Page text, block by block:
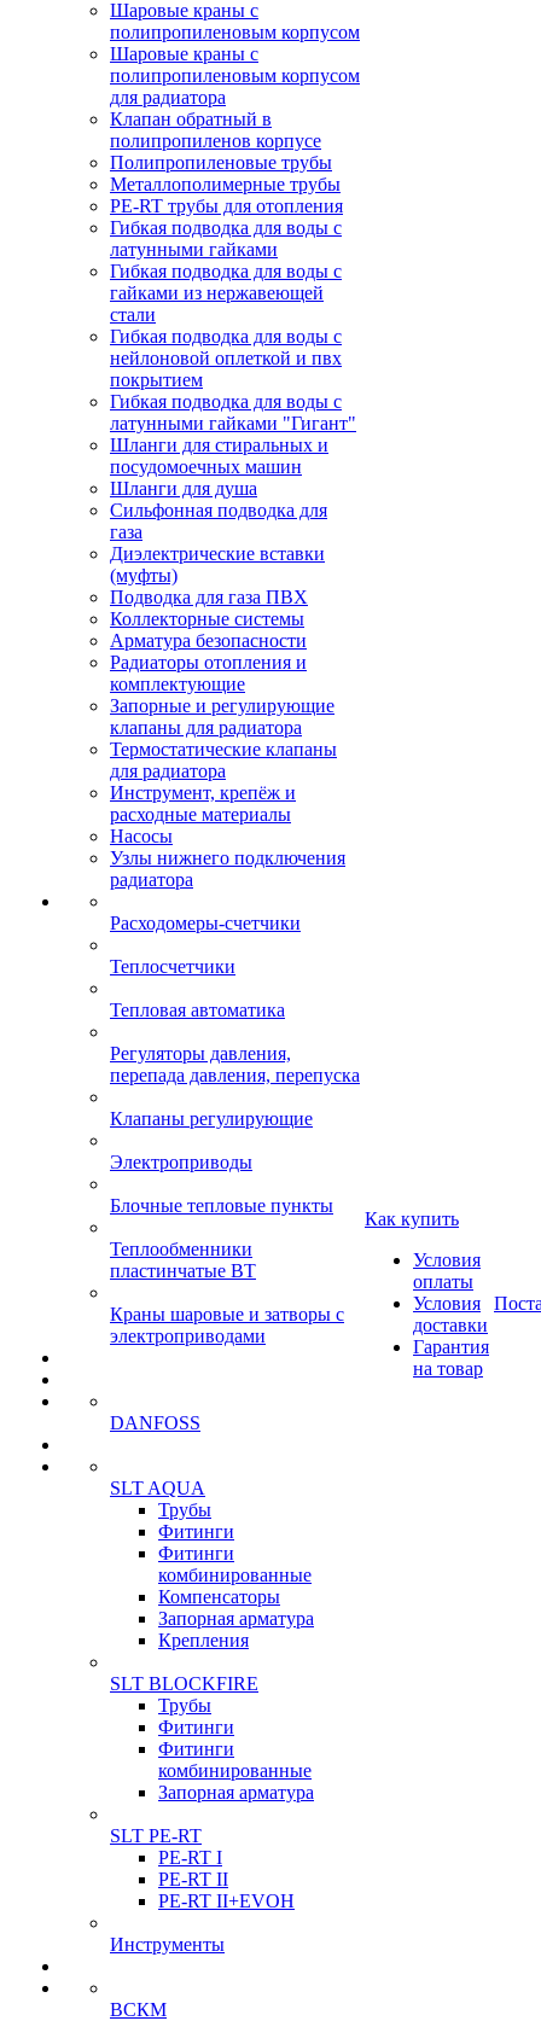
Шаровые краны с
полипропиленовым корпусом
Шаровые краны с
полипропиленовым корпусом
для радиатора
Клапан обратный в
полипропиленов корпусе
Полипропиленовые трубы
Металлополимерные трубы
PE-RT трубы для отопления
Гибкая подводка для воды с
латунными гайками
Гибкая подводка для воды с
гайками из нержавеющей
стали
Гибкая подводка для воды с
нейлоновой оплеткой и пвх
покрытием
Гибкая подводка для воды с
латунными гайками "Гигант"
Шланги для стиральных и
посудомоечных машин
Шланги для душа
Сильфонная подводка для
газа
Диэлектрические вставки
(муфты)
Подводка для газа ПВХ
Коллекторные системы
Арматура безопасности
Радиаторы отопления и
комплектующие
Запорные и регулирующие
клапаны для радиатора
Термостатические клапаны
для радиатора
Инструмент, крепёж и
расходные материалы
Насосы
Узлы нижнего подключения
радиатора
Расходомеры-счетчики
Теплосчетчики
Тепловая автоматика
Регуляторы давления,
перепада давления, перепуска
Клапаны регулирующие
Электроприводы
Блочные тепловые пункты
Теплообменники
пластинчатые ВТ
Краны шаровые и затворы с
электроприводами
DANFOSS
SLT AQUA
Трубы
Фитинги
Фитинги
комбинированные
Компенсаторы
Запорная арматура
Крепления
SLT BLOCKFIRE
Трубы
Фитинги
Фитинги
комбинированные
Запорная арматура
SLT PE-RT
PE-RT I
PE-RT II
PE-RT II+EVOH
Инструменты
ВСКМ
Как купить
Условия
оплаты
Условия
доставки
Гарантия
на товар